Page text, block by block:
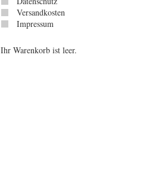
Versandkosten
Impressum
Ihr Warenkorb ist leer.